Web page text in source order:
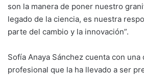
son la manera de poner nuestro
legado de la ciencia, es nuestra
parte del cambio y la innovación”.
Sofía Anaya Sánchez cuenta con
profesional que la ha llevado a ser